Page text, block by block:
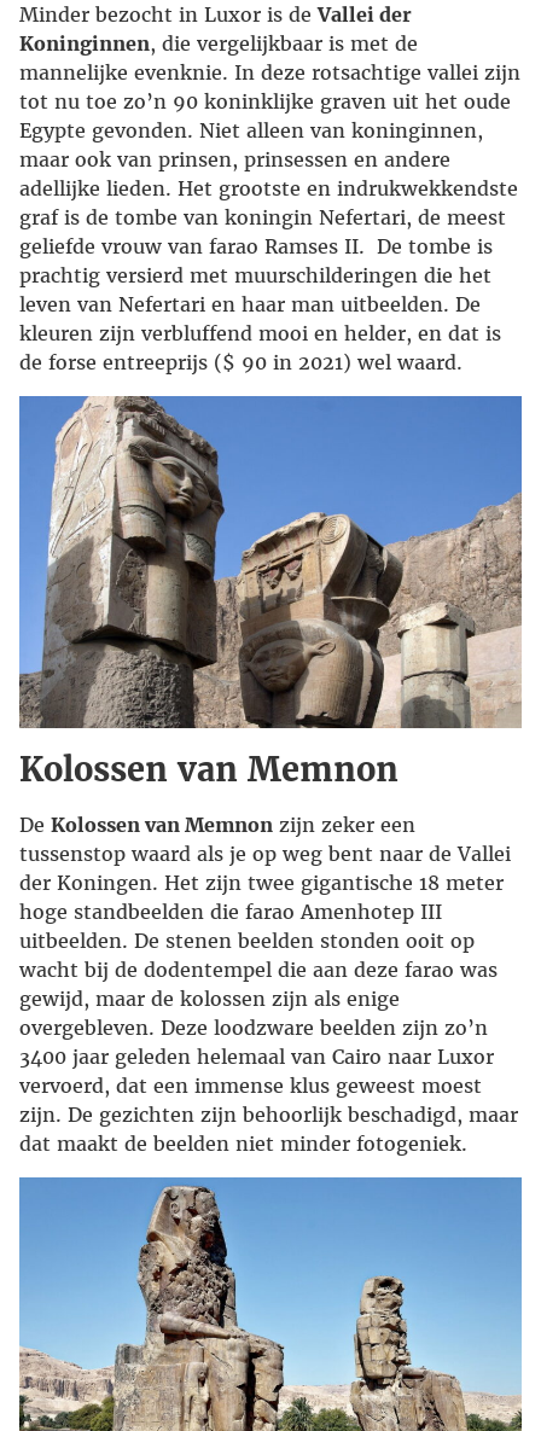
Minder bezocht in Luxor is deVallei der
Koninginnen, die vergelijkbaar is met de
mannelijke evenknie. In deze rotsachtige vallei zijn
tot nu toe zo’n 90 koninklijke graven uit het oude
Egypte gevonden. Niet alleen van koninginnen,
maar ook van prinsen, prinsessen en andere
adellijke lieden. Het grootste en indrukwekkendste
graf is de tombe van koningin Nefertari, de meest
geliefde vrouw van farao Ramses II. De tombe is
prachtig versierd met muurschilderingen die het
leven van Nefertari en haar man uitbeelden. De
kleuren zijn verbluffend mooi en helder, en dat is
de forse entreeprijs ($ 90 in 2021) wel waard.
Kolossen van Memnon
De Kolossen van Memnon zijn zeker een
tussenstop waard als je op weg bent naar de Vallei
der Koningen. Het zijn twee gigantische 18 meter
hoge standbeelden die farao Amenhotep III
uitbeelden. De stenen beelden stonden ooit op
wacht bij de dodentempel die aan deze farao was
gewijd, maar de kolossen zijn als enige
overgebleven. Deze loodzware beelden zijn zo’n
3400 jaar geleden helemaal van Cairo naar Luxor
vervoerd, dat een immense klus geweest moest
zijn. De gezichten zijn behoorlijk beschadigd, maar
dat maakt de beelden niet minder fotogeniek.